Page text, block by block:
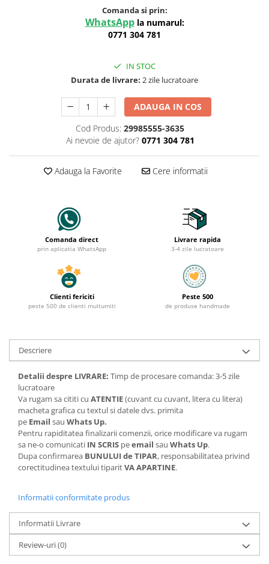
Comanda si prin:
WhatsApp la numarul:
0771 304 781
IN STOC
Durata de livrare: 2 zile lucratoare
ADAUGA IN COS
Cod Produs: 29985555-3635
Ai nevoie de ajutor? 0771 304 781
Adauga la Favorite Cere informatii
Comanda direct
prin aplicatia WhatsApp
Livrare rapida
3-4 zile lucratoare
Clienti fericiti
peste 500 de clienti multumiti
Peste 500
de produse handmade
Descriere
Detalii despre LIVRARE: Timp de procesare comanda: 3-5 zile
lucratoare
Va rugam sa cititi cu ATENTIE(cuvant cu cuvant, litera cu litera)
macheta grafica cu textul si datele dvs. primita
pe Email sau Whats Up.
Pentru rapiditatea finalizarii comenzii, orice modificare va rugam
sa ne-o comunicati IN SCRIS peemail sau Whats Up.
Dupa confirmarea BUNULUI de TIPAR, responsabilitatea privind
corectitudinea textului tiparitVA APARTINE.
Informatii conformitate produs
Informatii Livrare
Review-uri(0)